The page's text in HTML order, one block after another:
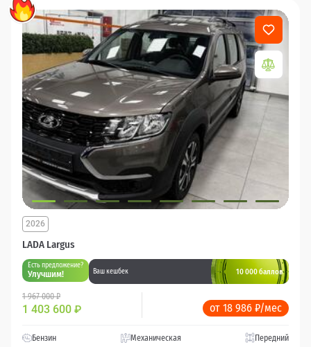
LADA Largus
2026
Есть предложение?
Улучшим! Ваш кешбек 10 000 баллов
1 967 000 ₽
1 403 600 ₽ от 18 986 ₽/мес
Бензин Механическая Передний